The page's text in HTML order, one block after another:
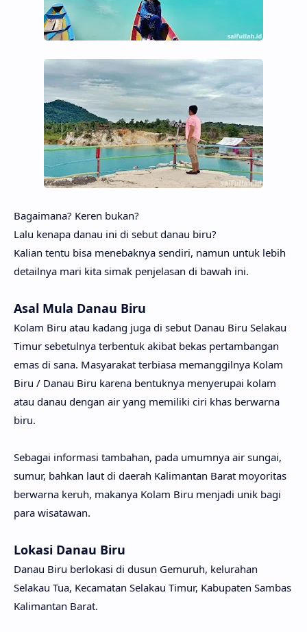
Bagaimana? Keren bukan?
Lalu kenapa danau ini di sebut danau biru?
Kalian tentu bisa menebaknya sendiri, namun untuk lebih
detailnya mari kita simak penjelasan di bawah ini.
Asal Mula Danau Biru
Kolam Biru atau kadang juga di sebut Danau Biru Selakau
Timur sebetulnya terbentuk akibat bekas pertambangan
emas di sana. Masyarakat terbiasa memanggilnya Kolam
Biru / Danau Biru karena bentuknya menyerupai kolam
atau danau dengan air yang memiliki ciri khas berwarna
biru.
Sebagai informasi tambahan, pada umumnya air sungai,
sumur, bahkan laut di daerah Kalimantan Barat moyoritas
berwarna keruh, makanya Kolam Biru menjadi unik bagi
para wisatawan.
Lokasi Danau Biru
Danau Biru berlokasi di dusun Gemuruh, kelurahan
Selakau Tua, Kecamatan Selakau Timur, Kabupaten Sambas
Kalimantan Barat.